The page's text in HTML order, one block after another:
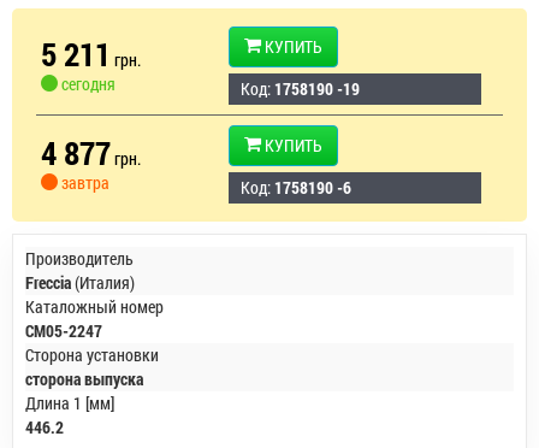
5 211 грн.
сегодня
КУПИТЬ
Код: 1758190 -19
4 877грн.
завтра
КУПИТЬ
Код: 1758190 -6
Производитель
Freccia(Италия)
Каталожный номер
CM05-2247
Сторона установки
сторона выпуска
Длина 1 [мм]
446.2